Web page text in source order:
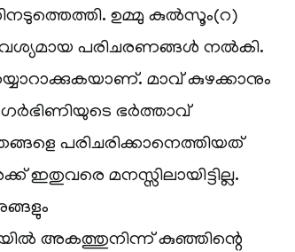
ഉമ്മു കുൽസൂം(റ)
പരിചരണങ്ങൾ നൽകി.
മാവ് കുഴക്കാനും
ഭർത്താവ്
പരിചരിക്കാനെത്തിയത്
മനസ്സിലായിട്ടില്ല.
അകത്തുനിന്ന് കുഞ്ഞിന്റെ